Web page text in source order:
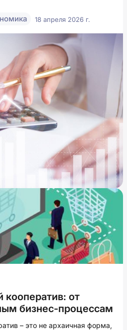
18 апреля 2026 г.
кооператив: от
бизнес-процессам
– это не архаичная форма,